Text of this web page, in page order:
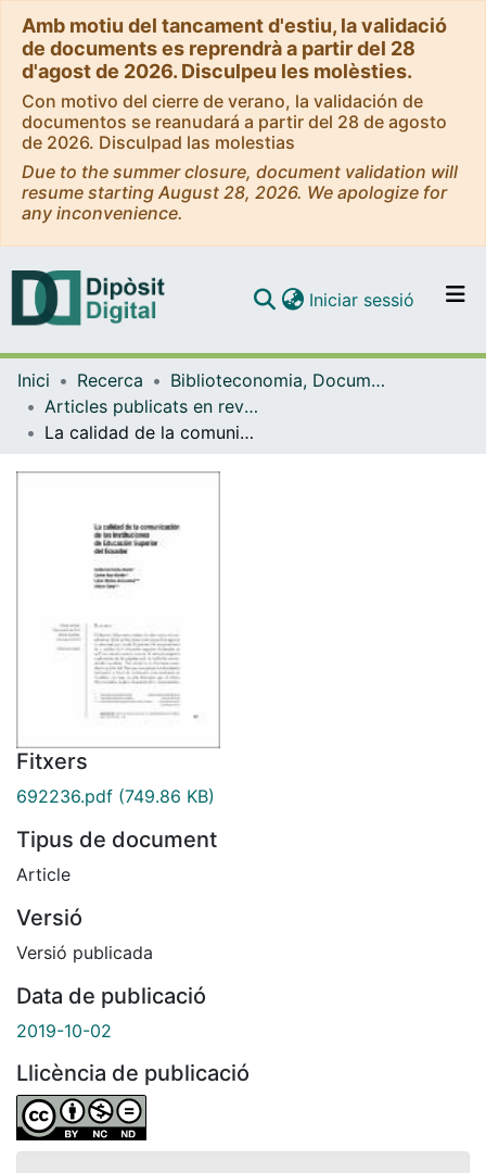
Amb motiu del tancament d'estiu, la validació
de documents es reprendrà a partir del 28
d'agost de 2026. Disculpeu les molèsties.
Con motivo del cierre de verano, la validación de
documentos se reanudará a partir del 28 de agosto
de 2026. Disculpad las molestias
Due to the summer closure, document validation will
resume starting August 28, 2026. We apologize for
any inconvenience.
Navega per tot el DD
Com publicar
Iniciar sessió (current)
Inici Recerca
Biblioteconomia, Documentació i Comunicació Audiovisual
Articles publicats en revistes (Biblioteconomia, Documentació i Comunicació Audiovisual)
La calidad de la comunicación de las Instituciones de Educación Superior del Ecuador
Fitxers
692236.pdf (749.86 KB)
Tipus de document
Article
Versió
Versió publicada
Data de publicació
2019-10-02
Llicència de publicació